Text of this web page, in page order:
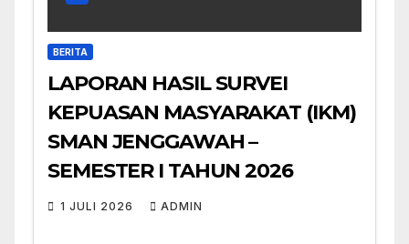
BERITA
LAPORAN HASIL SURVEI
KEPUASAN MASYARAKAT (IKM)
SMAN JENGGAWAH –
SEMESTER I TAHUN 2026
1 JULI 2026 ADMIN